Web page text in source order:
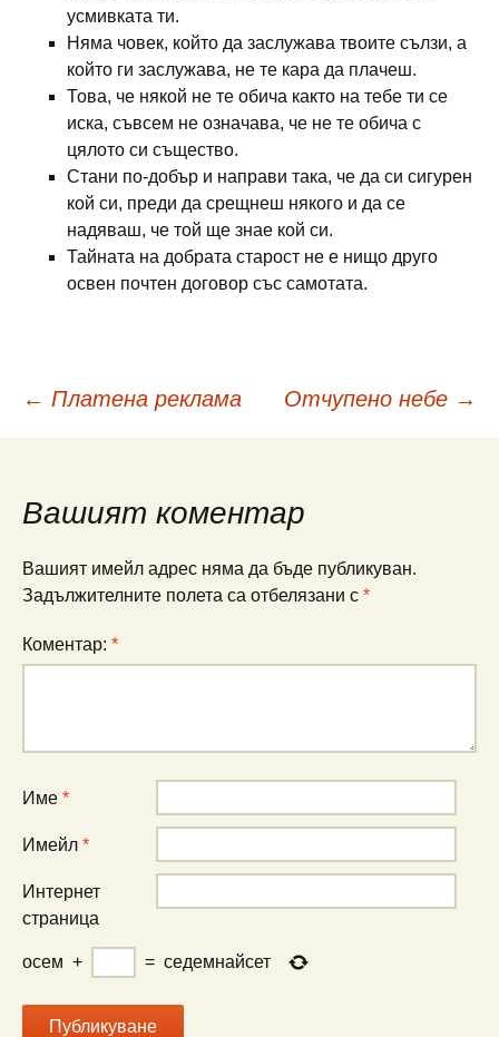
усмивката ти.
Няма човек, който да заслужава твоите сълзи, а
който ги заслужава, не те кара да плачеш.
Това, че някой не те обича както на тебе ти се
иска, съвсем не означава, че не те обича с
цялото си същество.
Стани по-добър и направи така, че да си сигурен
кой си, преди да срещнеш някого и да се
надяваш, че той ще знае кой си.
Тайната на добрата старост не е нищо друго
освен почтен договор със самотата.
Навигация
публикациите
← Платена реклама Отчупено небе →
Вашият коментар
Вашият имейл адрес няма да бъде публикуван.
Задължителните полета са отбелязани с *
Коментар: *
Име *
Имейл *
Интернет
страница
осем + = седемнайсет